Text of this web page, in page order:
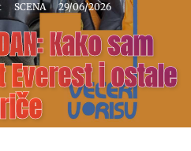
SCENA 29/06/2026
Kako sam
i ostale